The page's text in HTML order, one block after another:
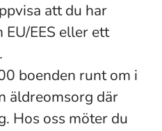
att du har
EES eller ett
boenden runt om i
äldreomsorg där
Hos oss möter du